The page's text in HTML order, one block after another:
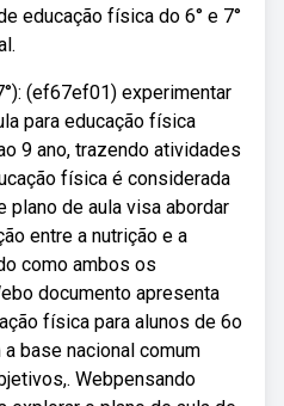
educação física do 6° e 7°
(ef67ef01) experimentar
para educação física
9 ano, trazendo atividades
física é considerada
plano de aula visa abordar
entre a nutrição e a
como ambos os
documento apresenta
física para alunos de 6o
base nacional comum
Webpensando